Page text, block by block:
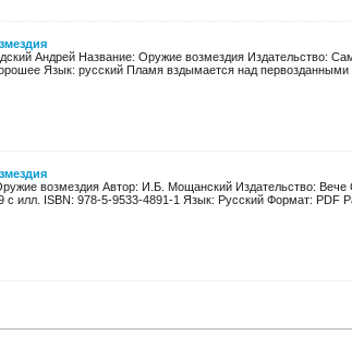
Андрей Название: Оружие возмездия Издательство:
Язык: русский Пламя вздымается над
возмездия Автор: И.Б. Мощанский Издательство:
с илл. ISBN: 978-5-9533-4891-1 Язык: Русский Формат: PDF